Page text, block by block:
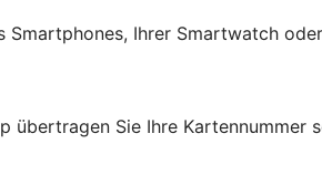
Ihrer Smartwatch
übertragen Sie Ihre Kartennummer